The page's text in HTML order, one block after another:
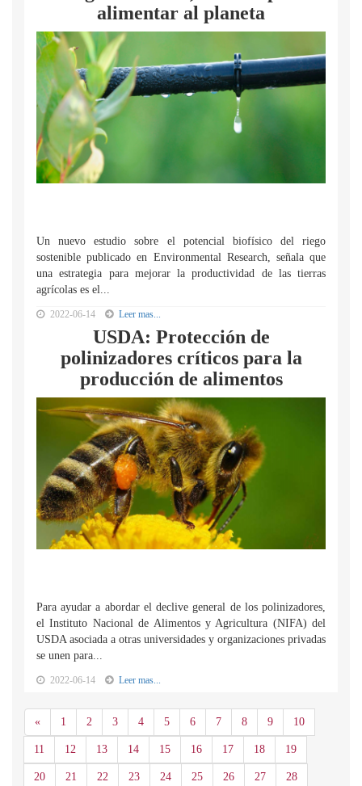
alimentar al planeta
Un nuevo estudio sobre el potencial biofísico del riego
sostenible publicado en Environmental Research, señala que
una estrategia para mejorar la productividad de las tierras
agrícolas es el...
2022-06-14 Leer mas...
USDA: Protección de
polinizadores críticos para la
producción de alimentos
Para ayudar a abordar el declive general de los polinizadores,
el Instituto Nacional de Alimentos y Agricultura (NIFA) del
USDA asociada a otras universidades y organizaciones privadas
se unen para...
2022-06-14 Leer mas...
«Anterior
1 2 3 4 5 6 7 8 9 10
11 12 13 14 15 16 17 18 19
20 21 22 23 24 25 26 27 28